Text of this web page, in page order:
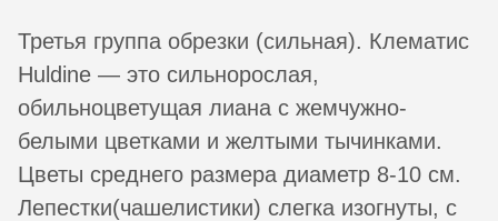
Третья группа обрезки (сильная). Клематис
Huldine — это сильнорослая,
обильноцветущая лиана с жемчужно-
белыми цветками и желтыми тычинками.
Цветы среднего размера диаметр 8-10 см.
Лепестки(чашелистики) слегка изогнуты, с